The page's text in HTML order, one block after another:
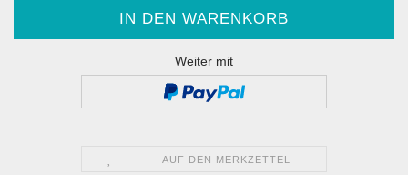
Weiter mit
AUF DEN MERKZETTEL